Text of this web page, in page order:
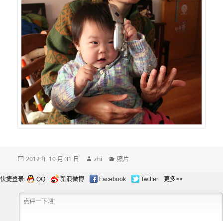
发
于
2012 年 10 月 31 日
作
zhi
分
照片
快捷登录: QQ 新浪微博 Facebook Twitter 更多>>